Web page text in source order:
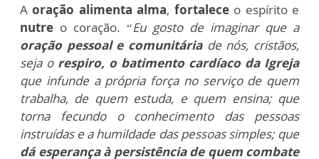
Aoração alimenta alma, fortalece o espírito e
nutre o coração. “Eu gosto de imaginar que a
oração pessoal e comunitária de nós, cristãos,
seja orespiro, o batimento cardíaco da Igreja
que infunde a própria força no serviço de quem
trabalha, de quem estuda, e quem ensina; que
torna fecundo o conhecimento das pessoas
instruídas e a humildade das pessoas simples; que
dá esperança à persistência de quem combate